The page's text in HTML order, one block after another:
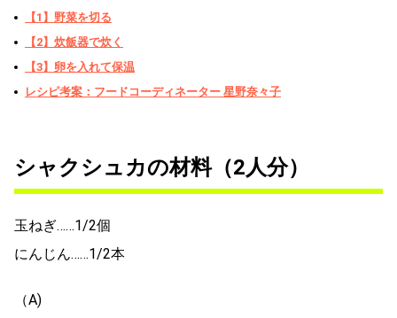
【1】野菜を切る
【2】炊飯器で炊く
【3】卵を入れて保温
レシピ考案：フードコーディネーター 星野奈々子
シャクシュカの材料（2人分）
玉ねぎ……1/2個
にんじん……1/2本
（A)